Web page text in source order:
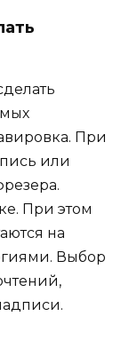
При
или
При этом
на
Выбор